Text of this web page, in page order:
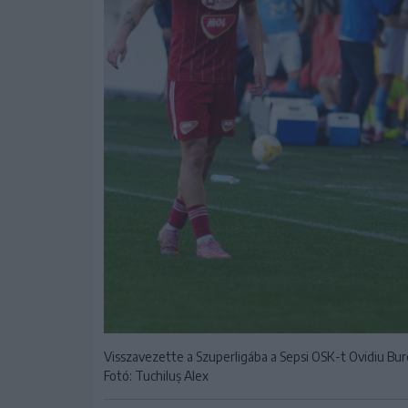
Visszavezette a Szuperligába a Sepsi OSK-t Ovidiu
Fotó: Tuchiluș Alex